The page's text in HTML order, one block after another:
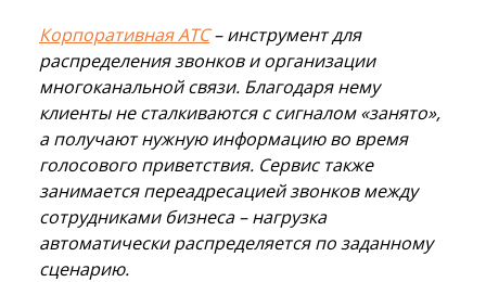
Корпоративная АТС– инструмент для
распределения звонков и организации
многоканальной связи. Благодаря нему
клиенты не сталкиваются с сигналом «занято»,
а получают нужную информацию во время
голосового приветствия. Сервис также
занимается переадресацией звонков между
сотрудниками бизнеса – нагрузка
автоматически распределяется по заданному
сценарию.